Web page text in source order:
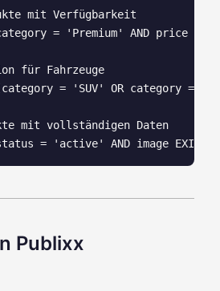
mit Verfügbarkeit
category = 'Premium' AND price >
für Fahrzeuge
(category = 'SUV' OR category =
mit vollständigen Daten
Publixx